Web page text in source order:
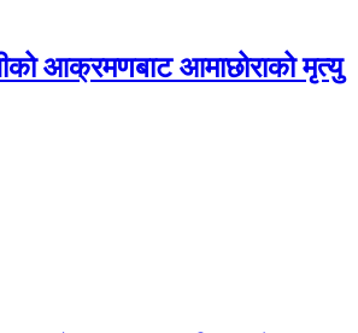
आक्रमणबाट आमाछोराको मृत्यु